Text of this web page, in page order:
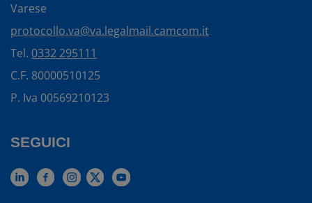
Varese
protocollo.va@va.legalmail.camcom.it
Tel. 0332 295111
C.F. 80000510125
P. Iva 00569210123
SEGUICI